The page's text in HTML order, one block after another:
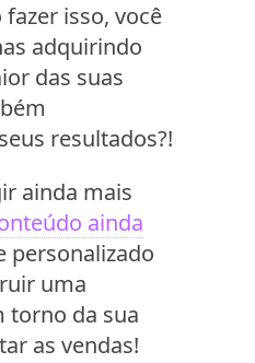
fazer isso, você
adquirindo
das suas
resultados?!
ainda mais
ainda
personalizado
uma
torno da sua
as vendas!